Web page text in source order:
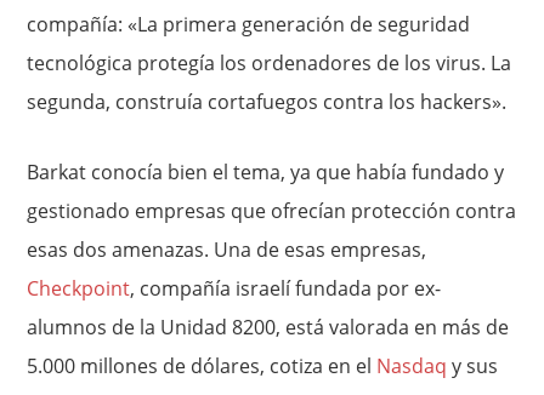
compañía: «La primera generación de seguridad
tecnológica protegía los ordenadores de los virus. La
segunda, construía cortafuegos contra los hackers».
Barkat conocía bien el tema, ya que había fundado y
gestionado empresas que ofrecían protección contra
esas dos amenazas. Una de esas empresas,
Checkpoint, compañía israelí fundada por ex-
alumnos de la Unidad 8200, está valorada en más de
5.000 millones de dólares, cotiza en el Nasdaq y sus